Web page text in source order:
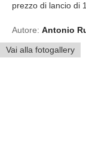
prezzo di lancio di
Autore: Antonio
Vai alla fotogallery